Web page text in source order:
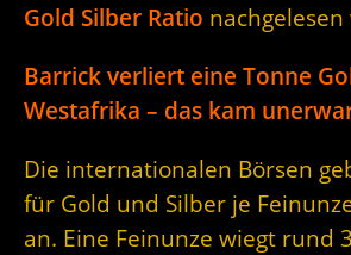
Gold Silber Ratio
Barrick verliert eine Tonne
Westafrika – das kam
Die internationalen Börsen
für Gold und Silber je
an. Eine Feinunze wiegt rund